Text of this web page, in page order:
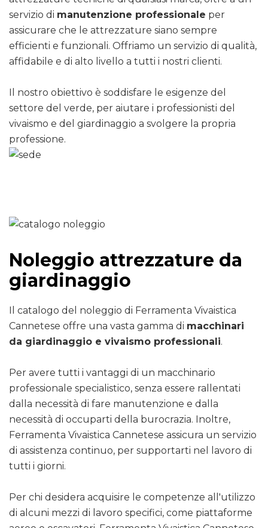
servizio di manutenzione professionale per
assicurare che le attrezzature siano sempre
efficienti e funzionali. Offriamo un servizio di qualità,
affidabile e di alto livello a tutti i nostri clienti.
Il nostro obiettivo è soddisfare le esigenze del
settore del verde, per aiutare i professionisti del
vivaismo e del giardinaggio a svolgere la propria
professione.
Noleggio attrezzature da
giardinaggio
Il catalogo del noleggio di Ferramenta Vivaistica
Cannetese offre una vasta gamma di macchinari
da giardinaggio e vivaismo professionali.
Per avere tutti i vantaggi di un macchinario
professionale specialistico, senza essere rallentati
dalla necessità di fare manutenzione e dalla
necessità di occuparti della burocrazia. Inoltre,
Ferramenta Vivaistica Cannetese assicura un servizio
di assistenza continuo, per supportarti nel lavoro di
tutti i giorni.
Per chi desidera acquisire le competenze all'utilizzo
di alcuni mezzi di lavoro specifici, come piattaforme